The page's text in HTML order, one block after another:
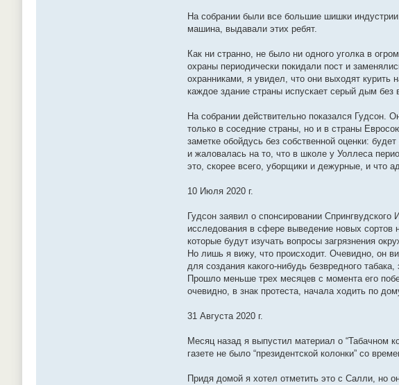
На собрании были все большие шишки
машина, выдавали этих ребят.
Как ни странно, не было ни одного уголка в
охраны периодически покидали пост и
охранниками, я увидел, что они выходят курить
каждое здание страны испускает серый дым без
На собрании действительно показался Гудсон.
только в соседние страны, но и в страны
заметке обойдусь без собственной оценки:
и жаловалась на то, что в школе у Уоллеса
это, скорее всего, уборщики и дежурные, и что
10 Июля 2020 г.
Гудсон заявил о спонсировании
исследования в сфере выведение новых сортов
которые будут изучать вопросы загрязнения
Но лишь я вижу, что происходит. Очевидно, он
для создания какого-нибудь безвредного
Прошло меньше трех месяцев с момента его
очевидно, в знак протеста, начала ходить по
31 Августа 2020 г.
Месяц назад я выпустил материал о “Табачном
газете не было “президентской колонки” со
Придя домой я хотел отметить это с Салли, но